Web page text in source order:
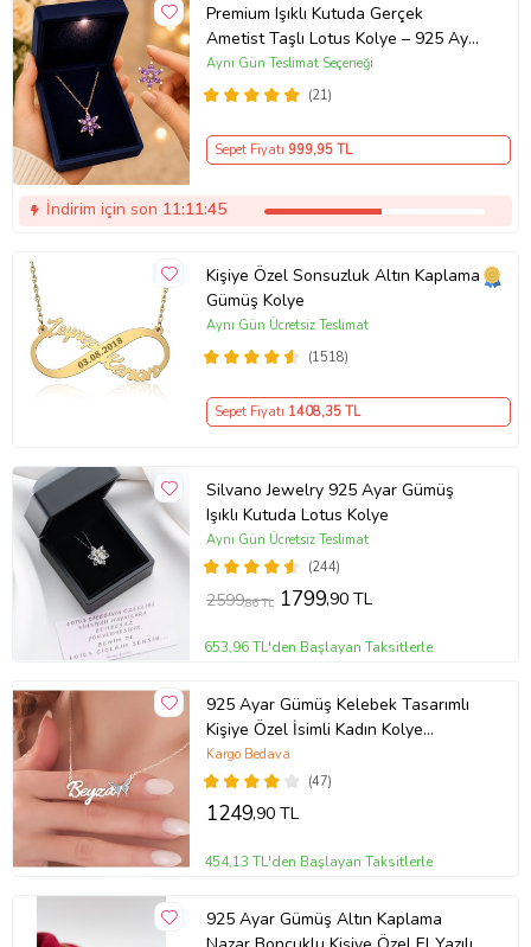
Premium Işıklı Kutuda Gerçek
Ametist Taşlı Lotus Kolye – 925 Ayar
Gümüş Kadın Kolye
(21)
Aynı Gün Teslimat Seçeneği
Sepet Fiyatı 999,95 TL
İndirim için son 11:11:44
Kişiye Özel Sonsuzluk Altın Kaplama
Gümüş Kolye
(1518)
Aynı Gün Ücretsiz Teslimat
Sepet Fiyatı 1408,35 TL
Silvano Jewelry 925 Ayar Gümüş
Işıklı Kutuda Lotus Kolye
(244)
Aynı Gün Ücretsiz Teslimat
2599,86 TL 1799,90 TL
653,96 TL'den Başlayan Taksitlerle
925 Ayar Gümüş Kelebek Tasarımlı
Kişiye Özel İsimli Kadın Kolye
Anneye Hediye,Sevgiliye
Hediye,Arkadaşa Hediye,Doğum
Günü Hediyesi,Eşe Hediye
(47)
Kargo Bedava
1249,90 TL
454,13 TL'den Başlayan Taksitlerle
925 Ayar Gümüş Altın Kaplama